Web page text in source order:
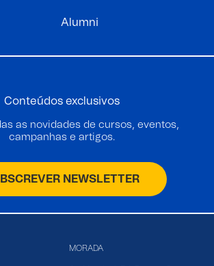
Alumni
Conteúdos exclusivos
as novidades de cursos, eventos,
campanhas e artigos.
NEWSLETTER
MORADA